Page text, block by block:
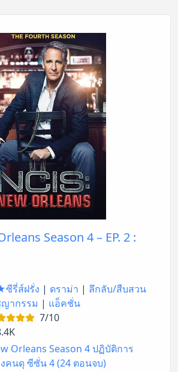
Season 4 – EP. 2 :
ซีรี่ส์ฝรั่ง | ดราม่า | ลึกลับ/สืบสวน
ากรรม | แอ็คชั่น
7/10
Orleans Season 4 ปฏิบัติการ
งคนดุ ซีซั่น 4 (24 ตอนจบ)